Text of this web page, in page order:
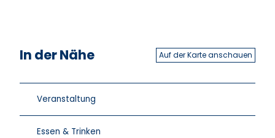
In der Nähe Auf der Karte anschauen
Veranstaltung
Essen & Trinken